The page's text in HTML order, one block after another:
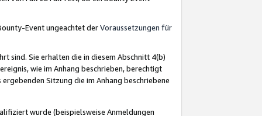
Event ungeachtet derVoraussetzungen für
sind. Sie erhalten die in diesem Abschnitt 4(b)
wie im Anhang beschrieben, berechtigt
Sitzung die im Anhang beschriebene
wurde (beispielsweise Anmeldungen